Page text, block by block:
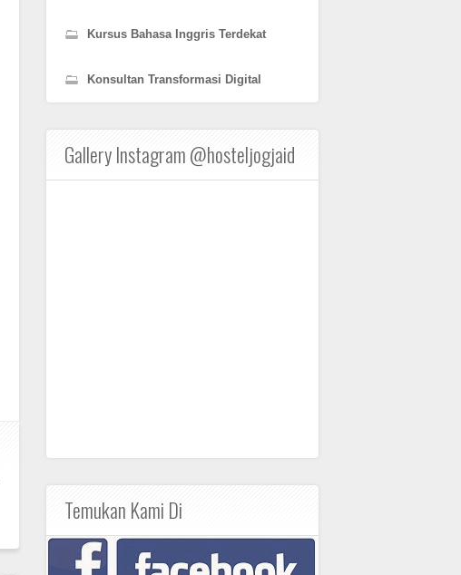
Kursus Bahasa Inggris Terdekat
Konsultan Transformasi Digital
Gallery Instagram @hosteljogjaid
Temukan Kami Di